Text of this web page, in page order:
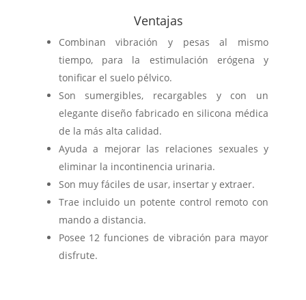
Ventajas
Combinan vibración y pesas al mismo
tiempo, para la estimulación erógena y
tonificar el suelo pélvico.
Son sumergibles, recargables y con un
elegante diseño fabricado en silicona médica
de la más alta calidad.
Ayuda a mejorar las relaciones sexuales y
eliminar la incontinencia urinaria.
Son muy fáciles de usar, insertar y extraer.
Trae incluido un potente control remoto con
mando a distancia.
Posee 12 funciones de vibración para mayor
disfrute.